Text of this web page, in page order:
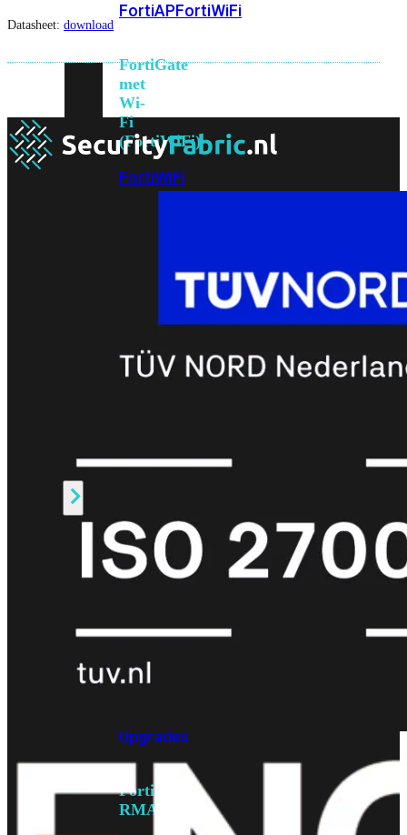
FortiAPFortiWiFi
FortiGate
met
Wi-
Fi
(FortiWiFi)
FortiWiFi
FortiWiFi
FortiWiFi
FortiWiFi
70GFortiWiFi
71GFortiWiFi
Licentie
Alle
Licenties
bekijken
Essentials
Upgrades
FortiCare
RMA
Datasheet: download